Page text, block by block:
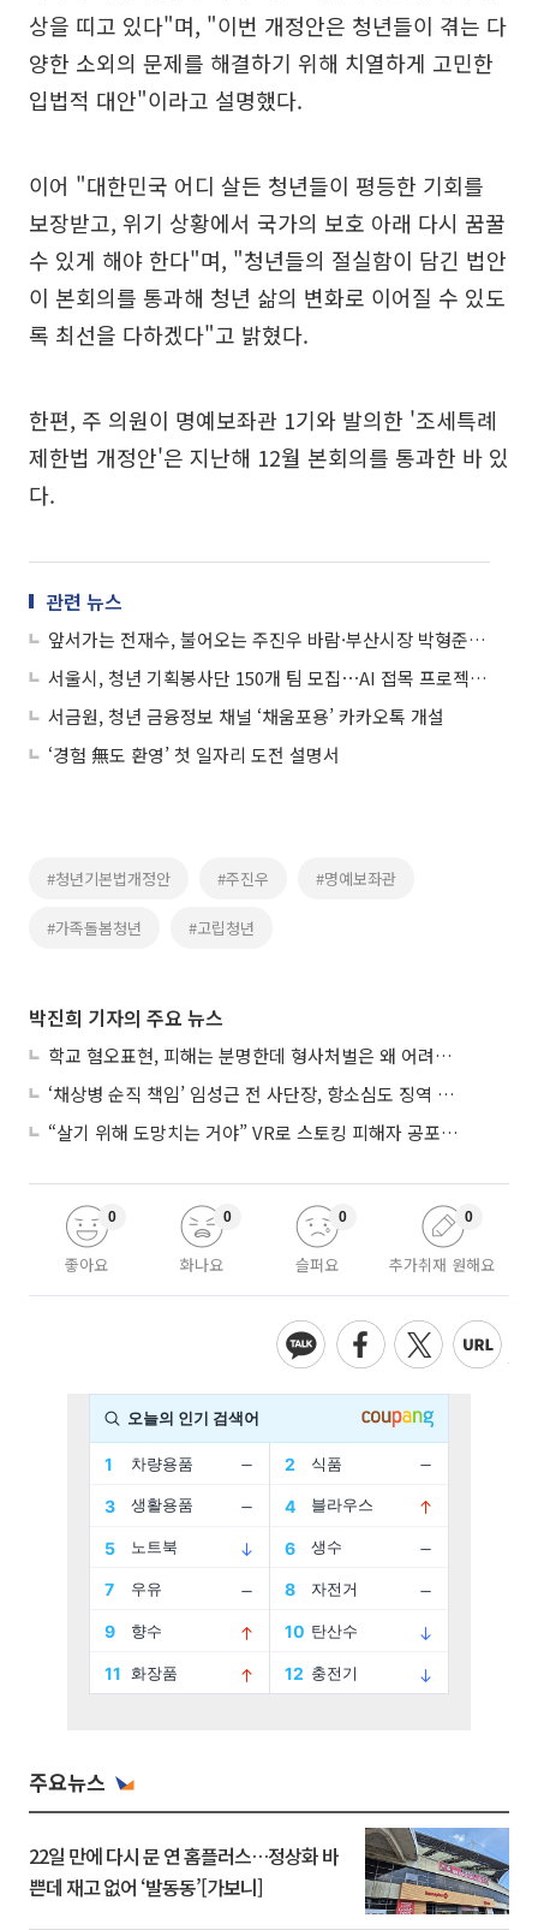
상을 띠고 있다"며, "이번 개정안은 청년들이 겪는 다
양한 소외의 문제를 해결하기 위해 치열하게 고민한
입법적 대안"이라고 설명했다.
이어 "대한민국 어디 살든 청년들이 평등한 기회를
보장받고, 위기 상황에서 국가의 보호 아래 다시 꿈꿀
수 있게 해야 한다"며, "청년들의 절실함이 담긴 법안
이 본회의를 통과해 청년 삶의 변화로 이어질 수 있도
록 최선을 다하겠다"고 밝혔다.
한편, 주 의원이 명예보좌관 1기와 발의한 '조세특례
제한법 개정안'은 지난해 12월 본회의를 통과한 바 있
다.
관련 뉴스
앞서가는 전재수, 불어오는 주진우 바람·부산시장 박형준 어쩌나
서울시, 청년 기획봉사단 150개 팀 모집⋯AI 접목 프로젝트 우대
서금원, 청년 금융정보 채널 ‘채움포용’ 카카오톡 개설
‘경험 無도 환영’ 첫 일자리 도전 설명서
#청년기본법개정안 #주진우 #명예보좌관
#가족돌봄청년 #고립청년
박진희 기자의 주요 뉴스
학교 혐오표현, 피해는 분명한데 형사처벌은 왜 어려울까?
‘채상병 순직 책임’ 임성근 전 사단장, 항소심도 징역 3년
“살기 위해 도망치는 거야” VR로 스토킹 피해자 공포 마주한 수형자들
좋아요
0
화나요
0
슬퍼요
0
추가취재 원해요
0
주요뉴스
22일 만에 다시 문 연 홈플러스…정상화 바
쁜데 재고 없어 ‘발동동’[가보니]